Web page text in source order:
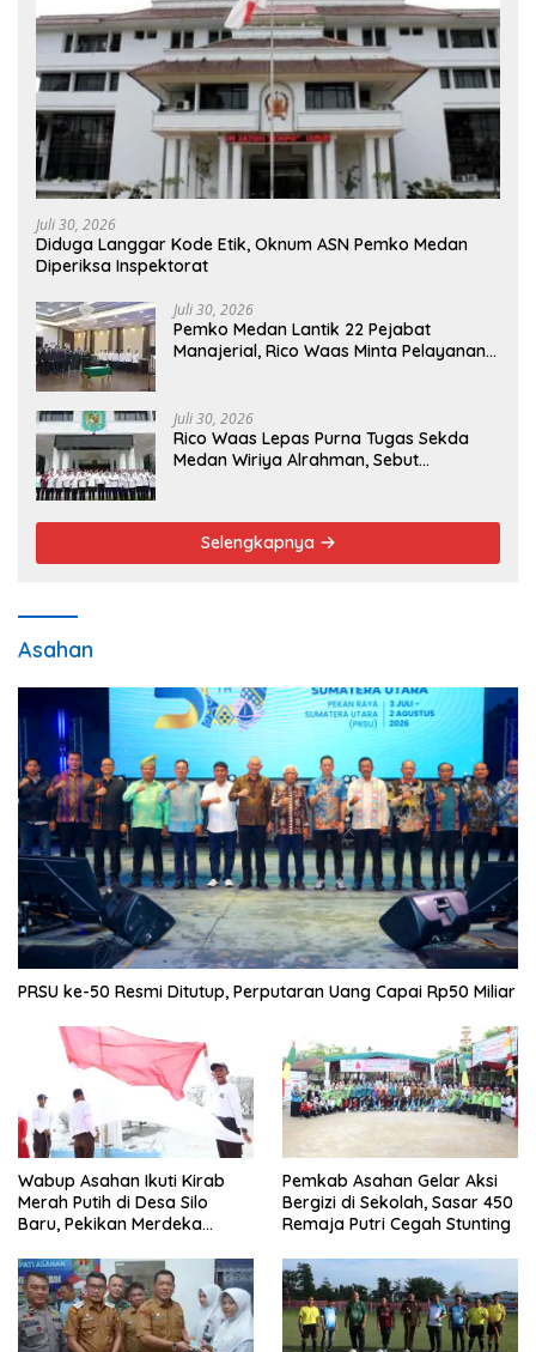
Juli 30, 2026
Diduga Langgar Kode Etik, Oknum ASN Pemko Medan
Diperiksa Inspektorat
Juli 30, 2026
Pemko Medan Lantik 22 Pejabat
Manajerial, Rico Waas Minta Pelayanan
Juli 30, 2026
Rico Waas Lepas Purna Tugas Sekda
Medan Wiriya Alrahman, Sebut
Selengkapnya
Asahan
PRSU ke-50 Resmi Ditutup, Perputaran Uang Capai Rp50 Miliar
Wabup Asahan Ikuti Kirab
Merah Putih di Desa Silo
Baru, Pekikan Merdeka
Pemkab Asahan Gelar Aksi
Bergizi di Sekolah, Sasar 450
Remaja Putri Cegah Stunting